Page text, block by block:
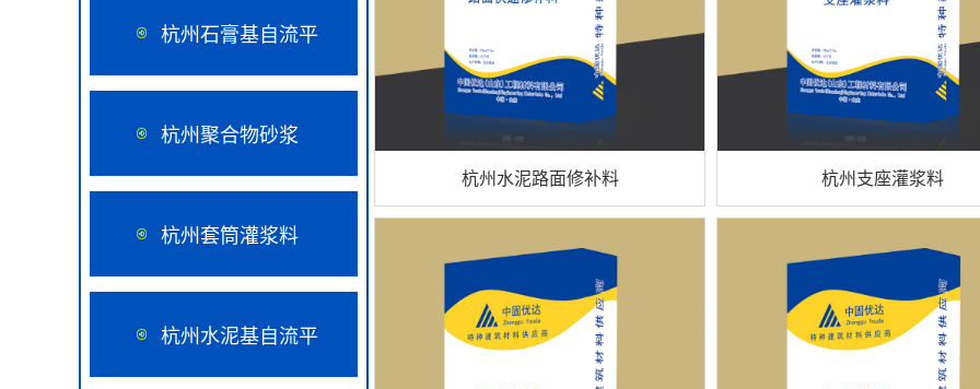
杭州石膏基自流平
杭州聚合物砂浆
杭州套筒灌浆料
杭州水泥基自流平
杭州水泥路面修补料 杭州支座灌浆料